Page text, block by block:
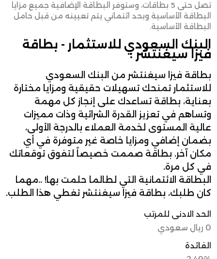
تصل حتى 5 بطاقات، وستوفر البطاقة الإضافية جميع مزايا
البطاقة الأساسية وبحد ائتماني يتم تعيينه من قبل حامل
البطاقة الأساسية.
البنك السعودي للاستثمار - بطاقة
فيزا سيغنتشر :
بطاقة فيزا سيغنتشر من البنك السعودي
للاستثمار تمنحك تسهيلات حقيقية ومزايا مختارة
بعناية، بطاقة تساعدك على إنجاز كل مهمة
وتساهم في تعزيز القدرة الشرائية وذات مميزات
عالية المستوى لخدمة العملاء بالدرجة الأولى،
بضمان إضافي ومزايا خاصة غير متوفرة في أي
مكان آخر. بطاقة صممت خصيصاً لتفوق توقعاتك
في كل مرة.
البطاقة الائتمانية التي لطالما حلمت بها! ..مهما
كان طلبك، بطاقة فيزا سيغنتشر تغطي هذا الطلب.
الحد الادنى للمرتب
0 ريال سعودي
الفائدة